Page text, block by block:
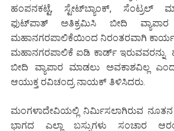
ಹಂಪನಕಟ್ಟೆ, ಸ್ಟೇಟ್‌ಬ್ಯಾಂಕ್, ಸೆಂಟ್ರಲ್
ಫುಟ್‌ಪಾತ್ ಅತಿಕ್ರಮಿಸಿ ಬೀದಿ ವ್ಯಾಪಾರ
ಮಹಾನಗರಪಾಲಿಕೆಯಿಂದ ನಿರಂತರವಾಗಿ
ಮಹಾನಗರಪಾಲಿಕೆ ಐಡಿ ಕಾರ್ಡ್ ಇರುವವರನ್ನು
ಬೀದಿ ವ್ಯಾಪಾರ ಮಾಡಲು ಅವಕಾಶವಿಲ್ಲ
ಆಯುಕ್ತ ರವಿಚಂದ್ರ ನಾಯಕ್ ತಿಳಿಸಿದರು.
ಮಂಗಳಾದೇವಿಯಲ್ಲಿ ನಿರ್ಮಿಸಲಾಗಿರುವ
ಭಾಗದ ಎಲ್ಲಾ ಬಸ್ಸುಗಳು ಸಂಚಾರ